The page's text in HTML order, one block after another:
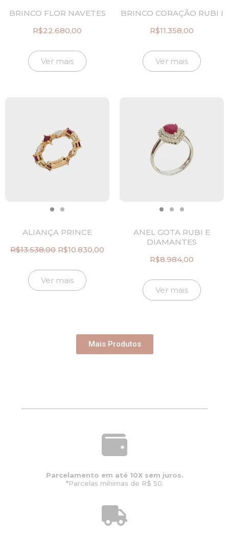
BRINCO FLOR NAVETES
R$22.680,00
Ver mais
BRINCO CORAÇÃO RUBI I
R$11.358,00
Ver mais
ALIANÇA PRINCE
R$13.538,00
original
era:
R$10.830,00
R$10.830,00.
Ver mais
ANEL GOTA RUBI E
DIAMANTES
R$8.984,00
Ver mais
Mais Produtos
Parcelamento em até 10X sem juros.
*Parcelas mínimas de R$ 50.